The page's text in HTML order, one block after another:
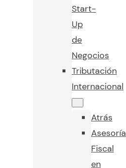
Start-
Up
de
Negocios
Tributación
Internacional
Atrás
Asesoría
Fiscal
en